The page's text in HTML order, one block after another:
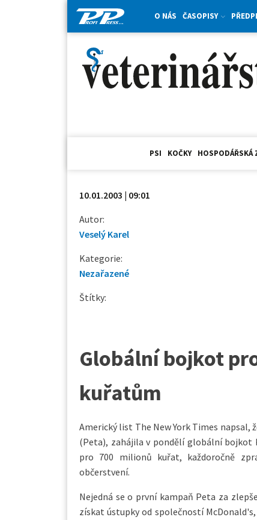
O NÁS ČASOPISY
PSI KOČKY HOSPODÁŘSKÁ
10.01.2003 | 09:01
Autor:
Veselý Karel
Kategorie:
Nezařazené
Štítky:
Globální bojkot
kuřatům
Americký list The New York Times napsal,
(Peta), zahájila v pondělí globální bojkot
pro 700 milionů kuřat, každoročně
občerstvení.
Nejedná se o první kampaň Peta za
získat ústupky od společností